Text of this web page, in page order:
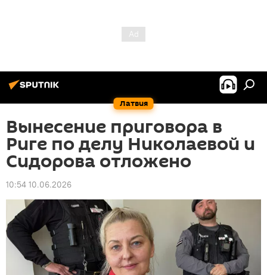
Латвия
Вынесение приговора в
Риге по делу Николаевой и
Сидорова отложено
10:54 10.06.2026